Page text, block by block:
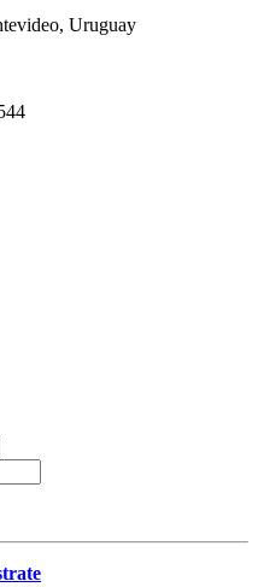
Uruguay